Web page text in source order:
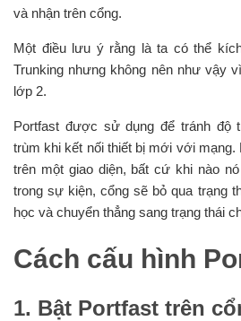
và nhận trên cổng.
Một điều lưu ý rằng là ta có thể
Trunking nhưng không nên như vậy
lớp 2.
Portfast được sử dụng để tránh độ
trùm khi kết nối thiết bị mới với
trên một giao diện, bất cứ khi nào
trong sự kiện, cổng sẽ bỏ qua trạng
học và chuyển thẳng sang trạng thái
Cách cấu hình
1. Bật Portfast trên